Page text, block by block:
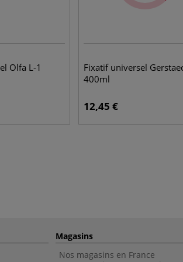
Olfa L-1
Fixatif universel
400ml
12,45 €
Magasins
Nos magasins en France